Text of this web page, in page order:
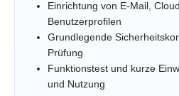
Einrichtung von E-Mail,
Benutzerprofilen
Grundlegende
Prüfung
Funktionstest und kurze
und Nutzung